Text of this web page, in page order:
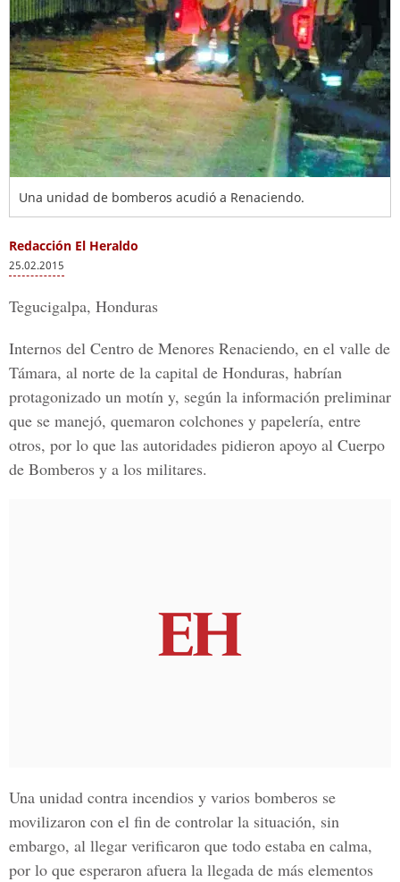
Una unidad de bomberos acudió a Renaciendo.
Redacción El Heraldo
25.02.2015
Tegucigalpa, Honduras
Internos del Centro de Menores Renaciendo, en el valle de
Támara, al norte de la capital de Honduras, habrían
protagonizado un motín y, según la información preliminar
que se manejó, quemaron colchones y papelería, entre
otros, por lo que las autoridades pidieron apoyo al Cuerpo
de Bomberos y a los militares.
Una unidad contra incendios y varios bomberos se
movilizaron con el fin de controlar la situación, sin
embargo, al llegar verificaron que todo estaba en calma,
por lo que esperaron afuera la llegada de más elementos